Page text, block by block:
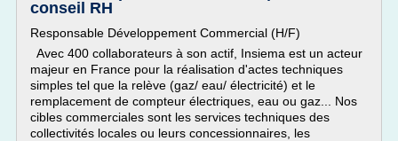
conseil RH
Responsable Développement Commercial (H/F)
Avec 400 collaborateurs à son actif, Insiema est un acteur
majeur en France pour la réalisation d'actes techniques
simples tel que la relève (gaz/ eau/ électricité) et le
remplacement de compteur électriques, eau ou gaz... Nos
cibles commerciales sont les services techniques des
collectivités locales ou leurs concessionnaires, les